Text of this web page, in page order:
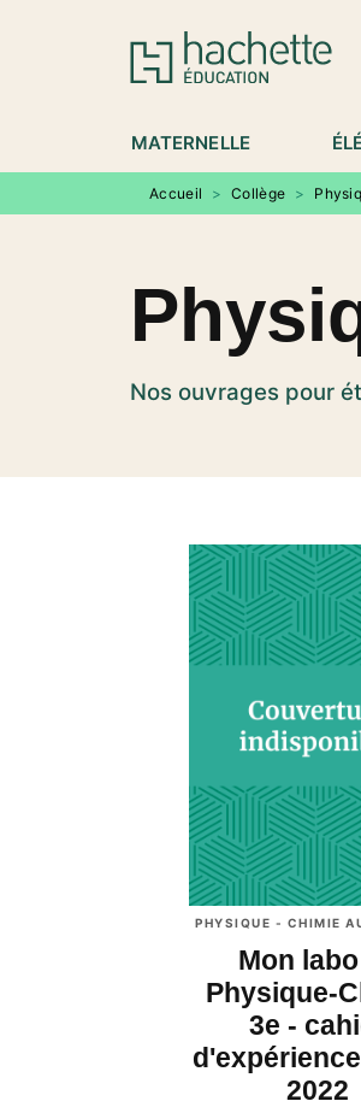
MENU RECHERCHE
MATERNELLE
Accueil > Collège >
Nos ouvrages pour
PHYSIQUE - CHIMIE
Mon
Physique-
3e -
2022